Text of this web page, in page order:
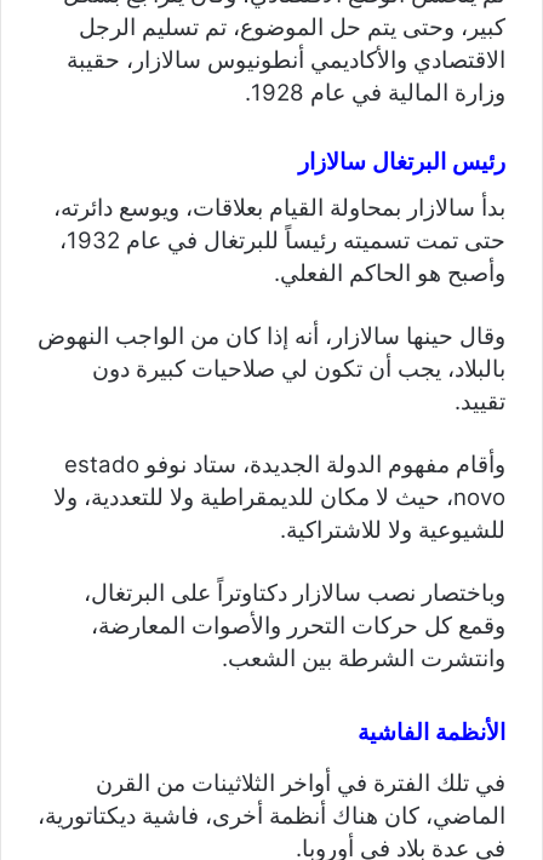
كبير، وحتى يتم حل الموضوع، تم تسليم الرجل
الاقتصادي والأكاديمي أنطونيوس سالازار، حقيبة
وزارة المالية في عام 1928.
رئيس البرتغال سالازار
بدأ سالازار بمحاولة القيام بعلاقات، ويوسع دائرته،
حتى تمت تسميته رئيساً للبرتغال في عام 1932،
وأصبح هو الحاكم الفعلي.
وقال حينها سالازار، أنه إذا كان من الواجب النهوض
بالبلاد، يجب أن تكون لي صلاحيات كبيرة دون
تقييد.
وأقام مفهوم الدولة الجديدة، ستاد نوفو estado
novo، حيث لا مكان للديمقراطية ولا للتعددية، ولا
للشيوعية ولا للاشتراكية.
وباختصار نصب سالازار دكتاوتراً على البرتغال،
وقمع كل حركات التحرر والأصوات المعارضة،
وانتشرت الشرطة بين الشعب.
الأنظمة الفاشية
في تلك الفترة في أواخر الثلاثينات من القرن
الماضي، كان هناك أنظمة أخرى، فاشية ديكتاتورية،
في عدة بلاد في أوروبا.